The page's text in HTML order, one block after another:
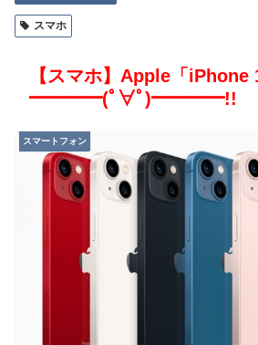
スマホ
【スマホ】Apple「iPhone
━━━━(ﾟ∀ﾟ)━━━━!!
スマートフォン